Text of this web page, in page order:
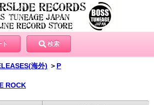
ト 検索
海外) ＞ P
ROCK